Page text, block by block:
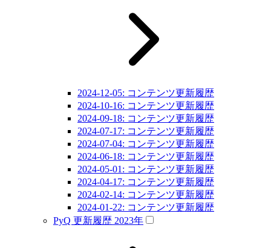
2024-12-05: コンテンツ更新履歴
2024-10-16: コンテンツ更新履歴
2024-09-18: コンテンツ更新履歴
2024-07-17: コンテンツ更新履歴
2024-07-04: コンテンツ更新履歴
2024-06-18: コンテンツ更新履歴
2024-05-01: コンテンツ更新履歴
2024-04-17: コンテンツ更新履歴
2024-02-14: コンテンツ更新履歴
2024-01-22: コンテンツ更新履歴
PyQ 更新履歴 2023年